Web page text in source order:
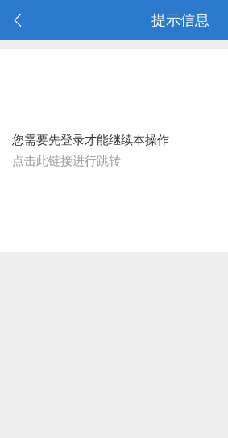
提示信息
您需要先登录才能继续本操作
点击此链接进行跳转